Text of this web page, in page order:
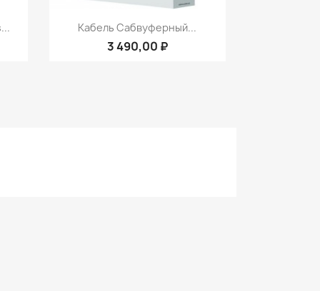
Быстрый просмотр
Кабель Сабвуферный...
3 490,00 ₽